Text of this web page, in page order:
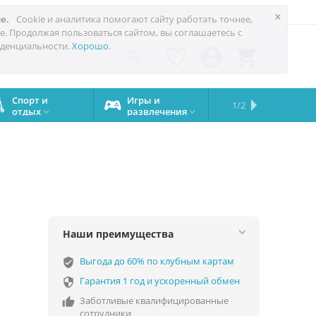
×
Cookie и аналитика помогают сайту работать точнее,
Продолжая пользоваться сайтом, вы соглашаетесь с
Хорошо.
Спорт и
отдых 
Игры и
развлечения 
Сервисный
центр
Сравните
iPhone
Подарки
на все
случаи
Запчасти
Бренды
1/2
Наши преимущества
verified_user Выгода до 60% по клубным картам
 Гарантия 1 год и ускоренный обмен
 Заботливые квалифицированные
сотрудники